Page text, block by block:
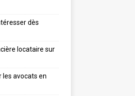
dès
locataire sur
les avocats en